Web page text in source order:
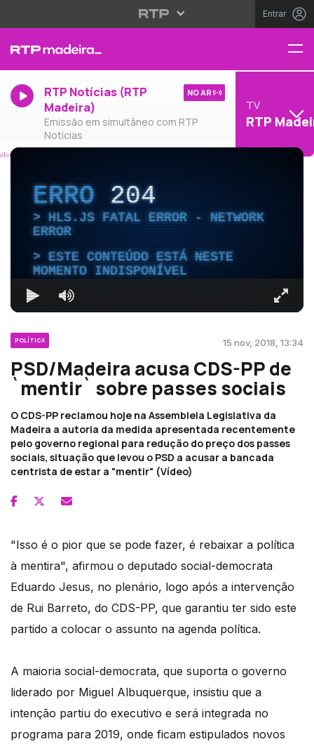
Entrar
RTP Notícias (RTP
Madeira)
Emissão em simultâneo com RTP
Notícias
NO AR
TV
RTP
ERRO204
HLS.JS FATAL ERROR - NETWORK
ERROR
ESTE CONTEÚDO ESTÁ NESTE
MOMENTO INDISPONÍVEL
POLÍTICA 15 nov, 2018, 13:34
PSD/Madeira acusa CDS-PP de
`mentir` sobre passes sociais
O CDS-PP reclamou hoje na Assembleia Legislativa da
Madeira a autoria da medida apresentada recentemente
pelo governo regional para redução do preço dos passes
sociais, situação que levou o PSD a acusar a bancada
centrista de estar a "mentir" (Vídeo)
"Isso é o pior que se pode fazer, é rebaixar a política
à mentira", afirmou o deputado social-democrata
Eduardo Jesus, no plenário, logo após a intervenção
de Rui Barreto, do CDS-PP, que garantiu ter sido este
partido a colocar o assunto na agenda política.
A maioria social-democrata, que suporta o governo
liderado por Miguel Albuquerque, insistiu que a
intenção partiu do executivo e será integrada no
programa para 2019, onde ficam estipulados novos